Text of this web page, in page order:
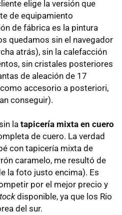
elige la versión que
de equipamiento
de fábrica es la pintura
quedamos sin el navegador
atrás), sin la calefacción
sin cristales posteriores
de aleación de 17
accesorio a posteriori,
conseguir).
latapicería mixta en cuero
de cuero. La verdad
con tapicería mixta de
caramelo, me resultó de
la foto justo encima). Es
por el mejor precio y
disponible, ya que los Rio
del sur.